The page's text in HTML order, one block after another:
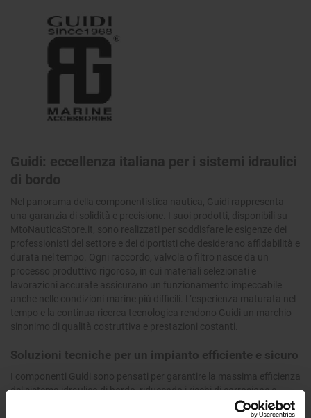
Guidi: eccellenza italiana per i sistemi idraulici
di bordo
Nel panorama della componentistica nautica, Guidi rappresenta
una garanzia di solidità e precisione. I suoi prodotti, disponibili su
MtoNauticaStore.it, sono realizzati per soddisfare le esigenze dei
professionisti del settore e dei diportisti che desiderano affidabilità e
durata nel tempo. Ogni raccordo, valvola o filtro nasce da un
processo produttivo rigoroso, in cui materiali selezionati e
lavorazioni accurate assicurano un funzionamento impeccabile
anche nelle condizioni marine più difficili. L’esperienza maturata nel
tempo e la continua ricerca tecnologica rendono Guidi un marchio
sinonimo di qualità costruttiva e prestazioni costanti.
Soluzioni tecniche per un impianto efficiente e sicuro
I componenti Guidi sono pensati per garantire la massima efficienza
del sistema idraulico di bordo, riducendo i rischi di corrosione e
assicurando la perfetta tenuta dei collegamenti. La robustezza dei